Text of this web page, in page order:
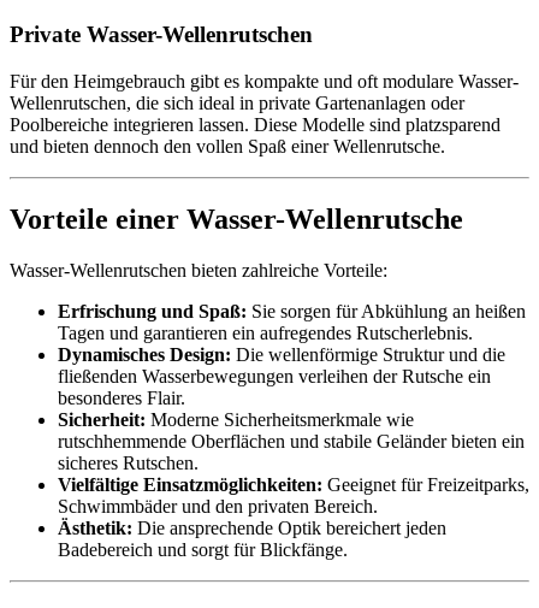
Private Wasser-Wellenrutschen
Für den Heimgebrauch gibt es kompakte und oft modulare Wasser-
Wellenrutschen, die sich ideal in private Gartenanlagen oder
Poolbereiche integrieren lassen. Diese Modelle sind platzsparend
und bieten dennoch den vollen Spaß einer Wellenrutsche.
Vorteile einer Wasser-Wellenrutsche
Wasser-Wellenrutschen bieten zahlreiche Vorteile:
Erfrischung und Spaß: Sie sorgen für Abkühlung an heißen
Tagen und garantieren ein aufregendes Rutscherlebnis.
Dynamisches Design: Die wellenförmige Struktur und die
fließenden Wasserbewegungen verleihen der Rutsche ein
besonderes Flair.
Sicherheit: Moderne Sicherheitsmerkmale wie
rutschhemmende Oberflächen und stabile Geländer bieten ein
sicheres Rutschen.
Vielfältige Einsatzmöglichkeiten: Geeignet für Freizeitparks,
Schwimmbäder und den privaten Bereich.
Ästhetik: Die ansprechende Optik bereichert jeden
Badebereich und sorgt für Blickfänge.